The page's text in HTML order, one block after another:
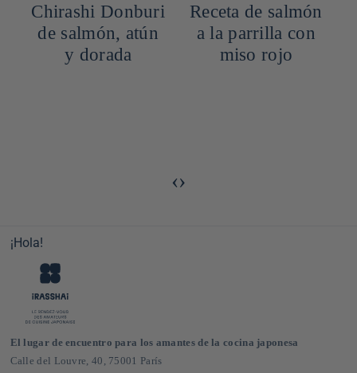
Chirashi Donburi
de salmón, atún
y dorada
Receta de salmón
a la parrilla con
miso rojo
‹›
¡Hola!
El lugar de encuentro para los amantes de la cocina japonesa
Calle del Louvre, 40, 75001 París